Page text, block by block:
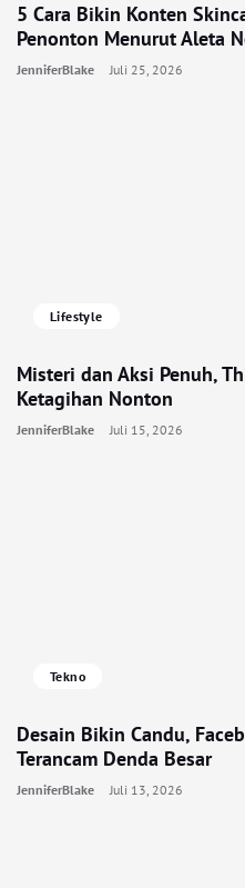
5 Cara Bikin Konten
Penonton Menurut Aleta
JenniferBlake Juli 25, 2026
Lifestyle
Misteri dan Aksi Penuh,
Ketagihan Nonton
JenniferBlake Juli 15, 2026
Tekno
Desain Bikin Candu,
Terancam Denda Besar
JenniferBlake Juli 13, 2026